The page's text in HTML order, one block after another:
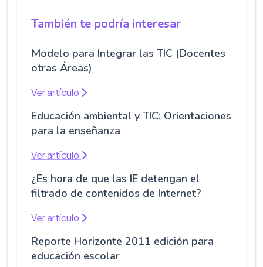
También te podría interesar
Modelo para Integrar las TIC (Docentes
otras Áreas)
Ver artículo
Educación ambiental y TIC: Orientaciones
para la enseñanza
Ver artículo
¿Es hora de que las IE detengan el
filtrado de contenidos de Internet?
Ver artículo
Reporte Horizonte 2011 edición para
educación escolar